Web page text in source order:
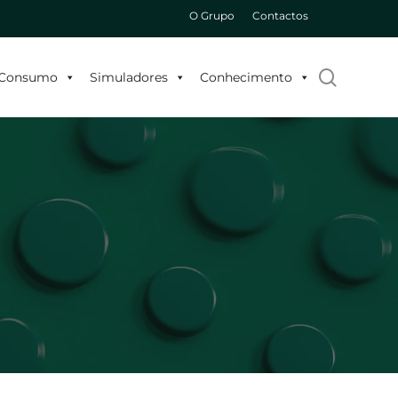
O Grupo Contactos
Simuladores Conhecimento